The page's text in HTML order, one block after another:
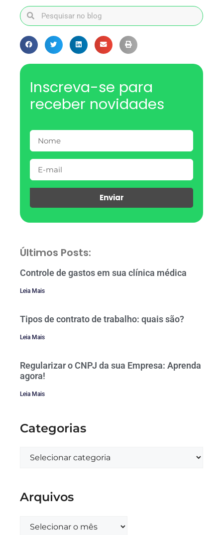
Inscreva-se para
receber novidades
Enviar
Últimos Posts:
Controle de gastos em sua clínica médica
Leia Mais
Tipos de contrato de trabalho: quais são?
Leia Mais
Regularizar o CNPJ da sua Empresa: Aprenda
agora!
Leia Mais
Categorias
Arquivos